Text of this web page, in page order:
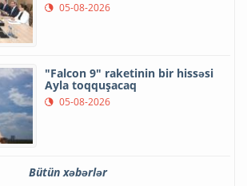
05-08-2026
"Falcon 9" raketinin bir hissəsi
Ayla toqquşacaq
05-08-2026
Bütün xəbərlər